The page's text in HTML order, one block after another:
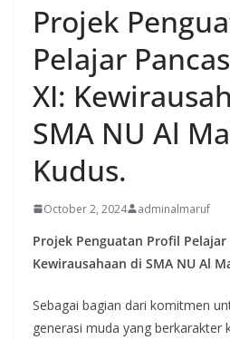
Projek
Pelajar
XI:
SMA NU Al
Kudus.
October 2, 2024 adminalmaruf
Projek Penguatan Profil Pelajar
Kewirausahaan di SMA NU Al
Sebagai bagian dari komitmen
generasi muda yang berkarakter